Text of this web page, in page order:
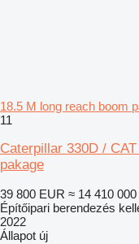
18.5 M long reach boom
11
Caterpillar 330D /
pakage
39 800 EUR ≈ 14 410 000
Építőipari berendezés
2022
Állapot új